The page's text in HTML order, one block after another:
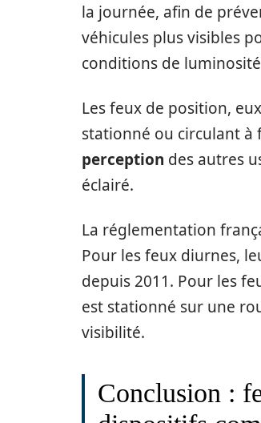
la journée, afin de
véhicules plus visibles
conditions de
Les feux de position,
stationné ou circulant à
perception des autres
éclairé.
La réglementation
Pour les feux diurnes,
depuis 2011. Pour les
est stationné sur une
visibilité.
Conclusion :